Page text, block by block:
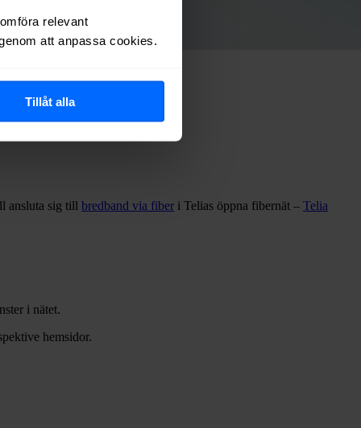
relevant
att anpassa cookies.
Tillåt alla
ansluta sig till bredband via fiber i Telias öppna fibernät – Telia
i nätet.
hemsidor.